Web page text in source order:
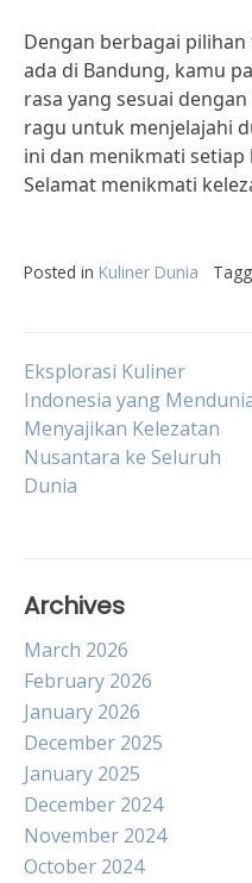
Dengan berbagai
ada di Bandung, kamu
rasa yang sesuai
ragu untuk menjelajahi
ini dan menikmati
Selamat menikmati
Posted in Kuliner Dunia
Post
navigation
Eksplorasi Kuliner
Indonesia yang
Menyajikan Kelezatan
Nusantara ke Seluruh
Dunia
Archives
March 2026
February 2026
January 2026
December 2025
January 2025
December 2024
November 2024
October 2024